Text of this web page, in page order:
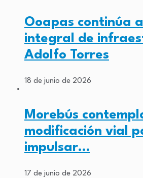
Ooapas continúa
integral de
Adolfo Torres
18 de junio de 2026
Morebús
modificación vial
impulsar…
17 de junio de 2026